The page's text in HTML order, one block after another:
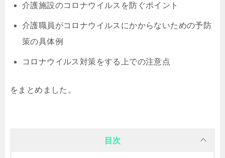
介護施設のコロナウイルスを防ぐポイント
介護職員がコロナウイルスにかからないための予防
策の具体例
コロナウイルス対策をする上での注意点
をまとめました。
目次